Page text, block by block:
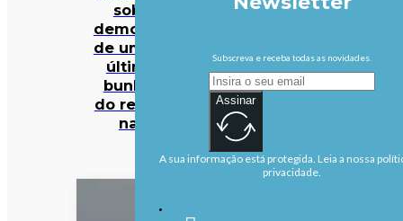
sobre
demolição
de um dos
últimos
bunkers
do regime
nazi
Subscreva e receba todas as novidades.
Assinar
A sua informação está protegida. Leia a nossa
privacidade.